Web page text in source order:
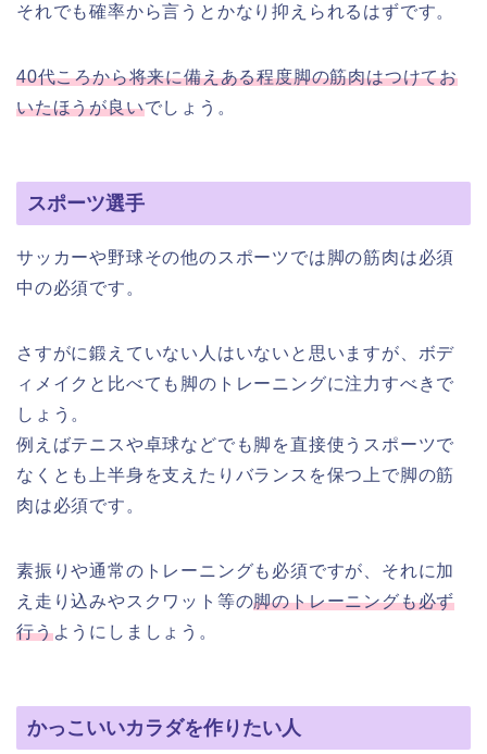
それでも確率から言うとかなり抑えられるはずです。
40代ころから将来に備えある程度脚の筋肉はつけてお
いたほうが良いでしょう。
スポーツ選手
サッカーや野球その他のスポーツでは脚の筋肉は必須
中の必須です。
さすがに鍛えていない人はいないと思いますが、ボデ
ィメイクと比べても脚のトレーニングに注力すべきで
しょう。
例えばテニスや卓球などでも脚を直接使うスポーツで
なくとも上半身を支えたりバランスを保つ上で脚の筋
肉は必須です。
素振りや通常のトレーニングも必須ですが、それに加
え走り込みやスクワット等の脚のトレーニングも必ず
行うようにしましょう。
かっこいいカラダを作りたい人